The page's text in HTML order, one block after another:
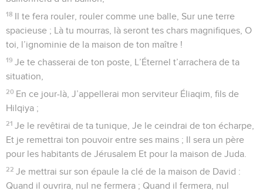
18 Il te fera rouler, rouler comme une balle, Sur une terre
spacieuse ; Là tu mourras, là seront tes chars magnifiques, O
toi, l’ignominie de la maison de ton maître !
19 Je te chasserai de ton poste, L’Éternel t’arrachera de ta
situation,
20 En ce jour-là, J’appellerai mon serviteur Éliaqim, fils de
Hilqiya ;
21 Je le revêtirai de ta tunique, Je le ceindrai de ton écharpe,
Et je remettrai ton pouvoir entre ses mains ; Il sera un père
pour les habitants de Jérusalem Et pour la maison de Juda.
22 Je mettrai sur son épaule la clé de la maison de David :
Quand il ouvrira, nul ne fermera ; Quand il fermera, nul